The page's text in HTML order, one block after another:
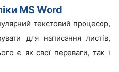
MS Word
текстовий процесор,
для написання листів,
є як свої переваги, так і